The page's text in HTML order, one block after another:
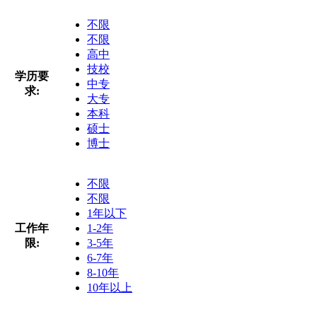
学历要
求:
不限
不限
高中
技校
中专
大专
本科
硕士
博士
工作年
限:
不限
不限
1年以下
1-2年
3-5年
6-7年
8-10年
10年以上